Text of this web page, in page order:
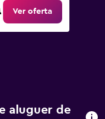
Ver oferta
aluguer de